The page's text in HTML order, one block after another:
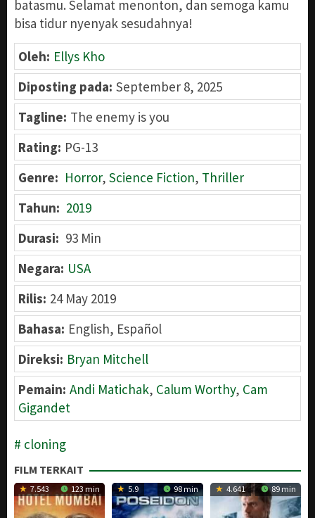
batasmu. Selamat menonton, dan semoga kamu
bisa tidur nyenyak sesudahnya!
Oleh: Ellys Kho
Diposting pada: September 8, 2025
Tagline: The enemy is you
Rating: PG-13
Genre: Horror, Science Fiction, Thriller
Tahun: 2019
Durasi: 93 Min
Negara: USA
Rilis: 24 May 2019
Bahasa: English, Español
Direksi: Bryan Mitchell
Pemain: Andi Matichak, Calum Worthy, Cam
Gigandet
cloning
FILM TERKAIT
7.543 123 min 5.9 98 min 4.641 89 min